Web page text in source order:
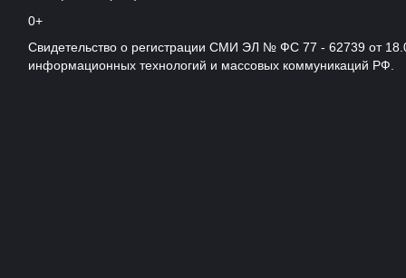
0+
Свидетельство о регистрации СМИ ЭЛ № ФС 77 - 62739 от
информационных технологий и массовых коммуникаций РФ.